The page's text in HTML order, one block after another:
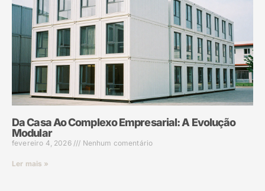
Da Casa Ao Complexo Empresarial: A Evolução
Modular
fevereiro 4, 2026 Nenhum comentário
Ler mais »